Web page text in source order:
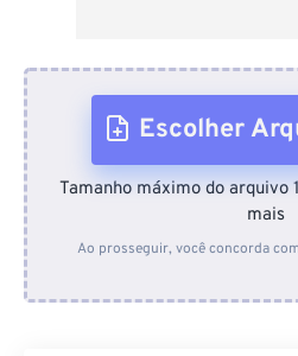
Escolher
Do
Tamanho máximo do arquivo
mais
Ao prosseguir, você concorda